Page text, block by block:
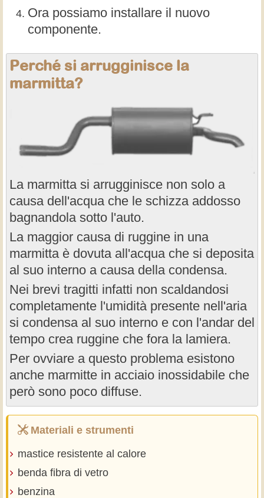
Ora possiamo installare il nuovo
componente.
Perché si arrugginisce la
marmitta?
La marmitta si arrugginisce non solo a
causa dell'acqua che le schizza addosso
bagnandola sotto l'auto.
La maggior causa di ruggine in una
marmitta è dovuta all'acqua che si deposita
al suo interno a causa della condensa.
Nei brevi tragitti infatti non scaldandosi
completamente l'umidità presente nell'aria
si condensa al suo interno e con l'andar del
tempo crea ruggine che fora la lamiera.
Per ovviare a questo problema esistono
anche marmitte in acciaio inossidabile che
però sono poco diffuse.
Materiali e strumenti
mastice resistente al calore
benda fibra di vetro
benzina